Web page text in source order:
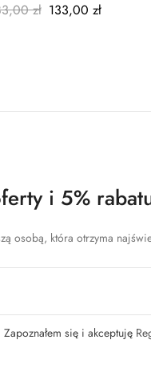
zł 133,00 zł
i 5%
osobą, która otrzyma
Zapoznałem się i akceptuję